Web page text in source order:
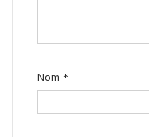
Nom *